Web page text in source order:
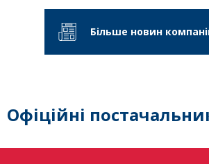
Більше новин
Офіційні